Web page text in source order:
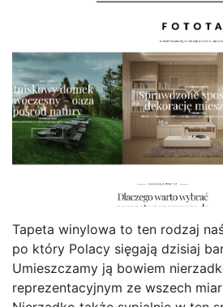
Tapeta winylowa to ten rodzaj
po który Polacy sięgają dzisiaj
Umieszczamy ją bowiem
reprezentacyjnym ze wszech